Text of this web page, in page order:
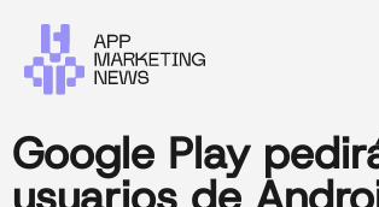
Google Play